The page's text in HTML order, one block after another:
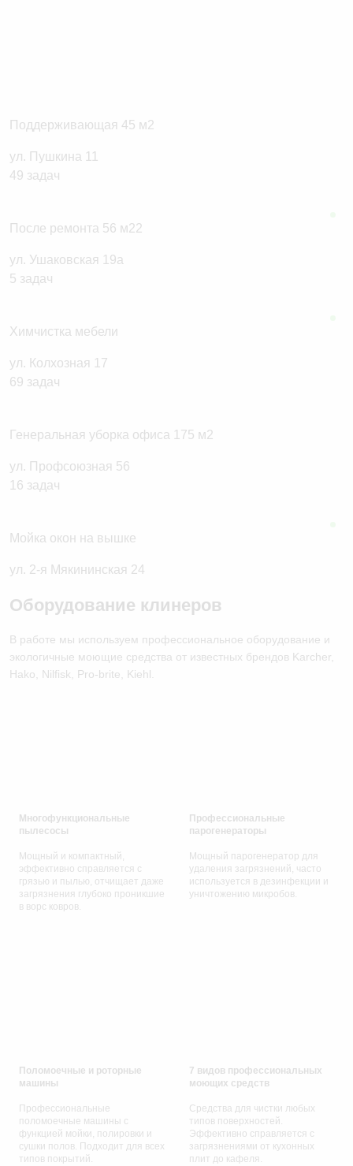
Поддерживающая 45 м2
ул. Пушкина 11
После ремонта 56 м22
ул. Ушаковская 19а
Химчистка мебели
ул. Колхозная 17
Генеральная уборка офиса 175 м2
ул. Профсоюзная 56
Мойка окон на вышке
ул. 2-я Мякининская 24
Оборудование клинеров
В работе мы используем профессиональное оборудование и
экологичные моющие средства от известных брендов Karcher,
Hako, Nilfisk, Pro-brite, Kiehl.
Многофункциональные
пылесосы
Мощный и компактный,
эффективно справляется с
грязью и пылью, отчищает даже
загрязнения глубоко проникшие
в ворс ковров.
Профессиональные
парогенераторы
Мощный парогенератор для
удаления загрязнений, часто
используется в дезинфекции и
уничтожению микробов.
Поломоечные и роторные
машины
Профессиональные
поломоечные машины с
функцией мойки, полировки и
сушки полов. Подходит для всех
типов покрытий.
7 видов профессиональных
моющих средств
Средства для чистки любых
типов поверхностей.
Эффективно справляется с
загрязнениями от кухонных
плит до кафеля.